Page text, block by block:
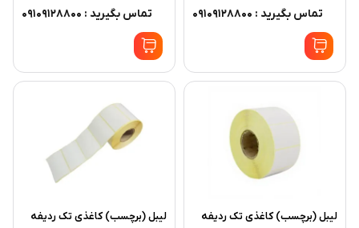
تماس بگیرید : 09109128800 تماس بگیرید : 09109128800
ليبل (برچسب) کاغذی تک رديفه
ليبل (برچسب) کاغذی تک رديفه